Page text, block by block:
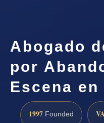
Abogado
por
Escena
1997 Founded